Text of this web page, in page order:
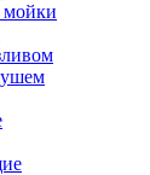
мойки